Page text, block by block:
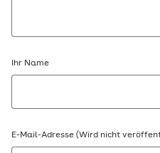
Ihr Name
E-Mail-Adresse (Wird nicht